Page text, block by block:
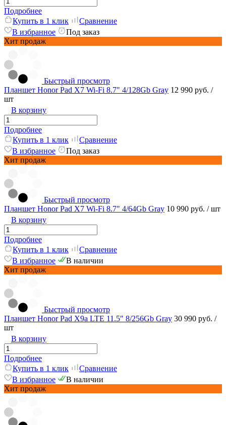
Подробнее
Купить в 1 клик
Сравнение
В избранное
Под заказ
Хит продаж
Быстрый просмотр
Планшет Honor Pad X7 Wi-Fi 8.7" 4/128Gb Gray 12 990 руб. /
шт
В корзину
Подробнее
Купить в 1 клик
Сравнение
В избранное
Под заказ
Хит продаж
Быстрый просмотр
Планшет Honor Pad X7 Wi-Fi 8.7" 4/64Gb Gray 10 990 руб. / шт
В корзину
Подробнее
Купить в 1 клик
Сравнение
В избранное
В наличии
Хит продаж
Быстрый просмотр
Планшет Honor Pad X9a LTE 11.5" 8/256Gb Gray 30 990 руб. /
шт
В корзину
Подробнее
Купить в 1 клик
Сравнение
В избранное
В наличии
Хит продаж